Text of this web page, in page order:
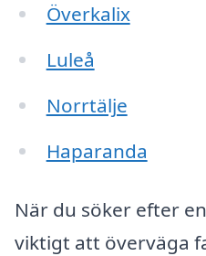
Överkalix
Luleå
Norrtälje
Haparanda
När du söker efter
viktigt att överväga